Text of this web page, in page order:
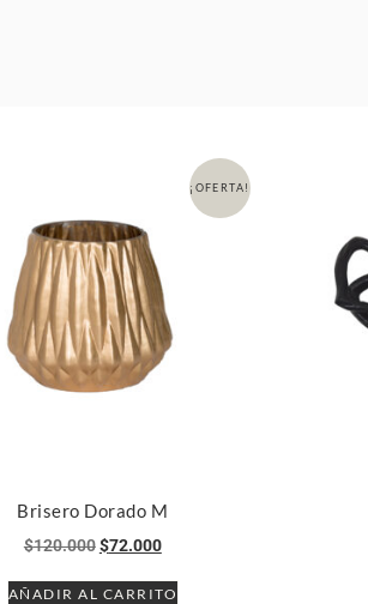
¡OFERTA!
Brisero Dorado M
$120.000$72.000
AÑADIR AL CARRITO